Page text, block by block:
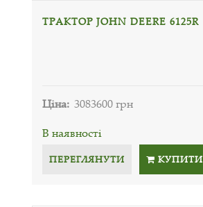
ТРАКТОР JOHN DEERE 6125R
Ціна: 3083600 грн
В наявності
ПЕРЕГЛЯНУТИ КУПИТИ